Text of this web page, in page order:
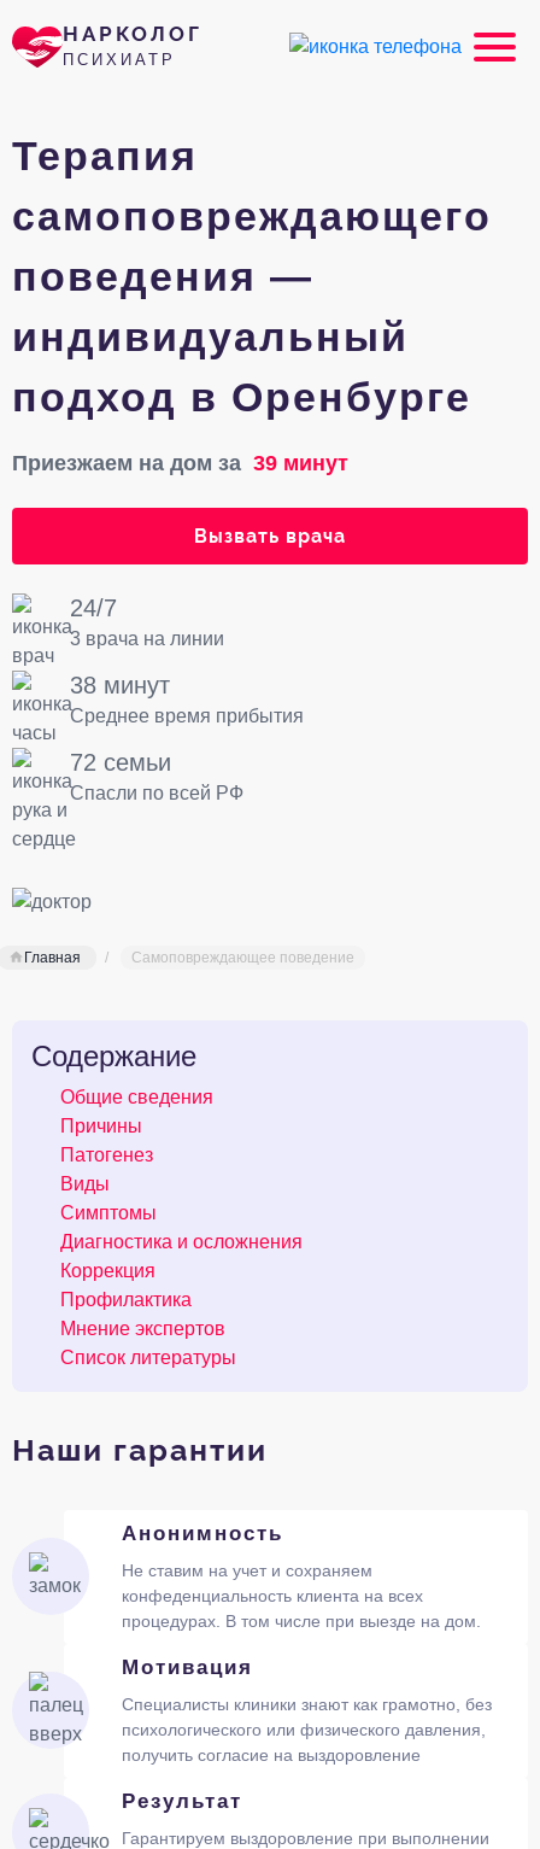
НАРКОЛОГ
ПСИХИАТР
Терапия
самоповреждающего
поведения —
индивидуальный
подход в Оренбурге
Приезжаем на дом за 39 минут
Вызвать врача
24/7
3 врача на линии
38 минут
Среднее время прибытия
72 семьи
Спасли по всей РФ
Главная Самоповреждающее поведение
Содержание
Общие сведения
Причины
Патогенез
Виды
Симптомы
Диагностика и осложнения
Коррекция
Профилактика
Мнение экспертов
Список литературы
Наши гарантии
Анонимность
Не ставим на учет и сохраняем
конфеденциальность клиента на всех
процедурах. В том числе при выезде на дом.
Мотивация
Специалисты клиники знают как грамотно, без
психологического или физического давления,
получить согласие на выздоровление
Результат
Гарантируем выздоровление при выполнении